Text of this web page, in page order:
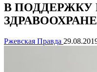
В ПОДДЕРЖКУ
Ржевская Правда